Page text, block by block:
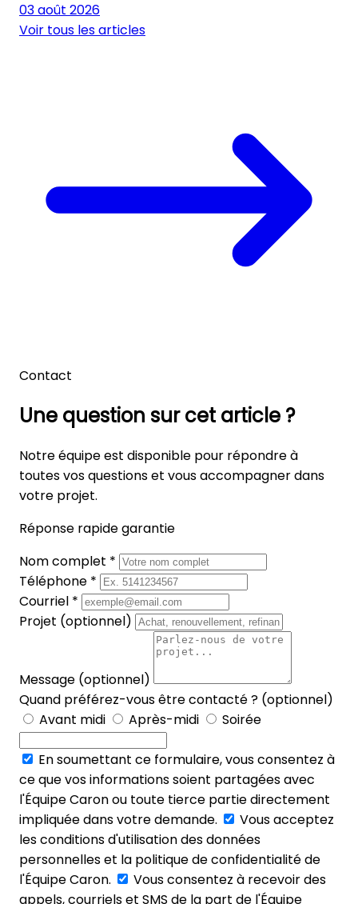
03 août 2026
Voir tous les articles
Contact
Une question sur cet article ?
Notre équipe est disponible pour répondre à
toutes vos questions et vous accompagner dans
votre projet.
Réponse rapide garantie
Nom complet *
Téléphone *
Courriel *
Projet (optionnel)
Message (optionnel)
Quand préférez-vous être contacté ? (optionnel)
Avant midi
Après-midi Soirée
En soumettant ce formulaire, vous consentez à
ce que vos informations soient partagées avec
l'Équipe Caron ou toute tierce partie directement
impliquée dans votre demande.
Vous acceptez
les conditions d'utilisation des données
personnelles et la politique de confidentialité de
l'Équipe Caron.
Vous consentez à recevoir des
appels, courriels et SMS de la part de l'Équipe